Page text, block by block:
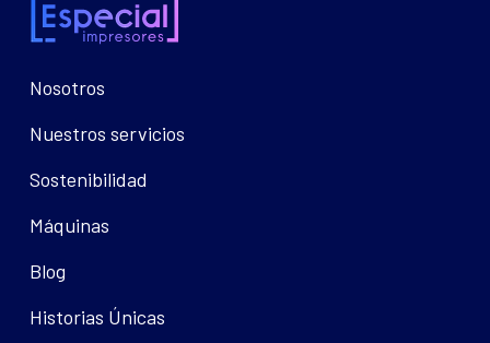
Nosotros
Nuestros servicios
Sostenibilidad
Máquinas
Blog
Historias Únicas